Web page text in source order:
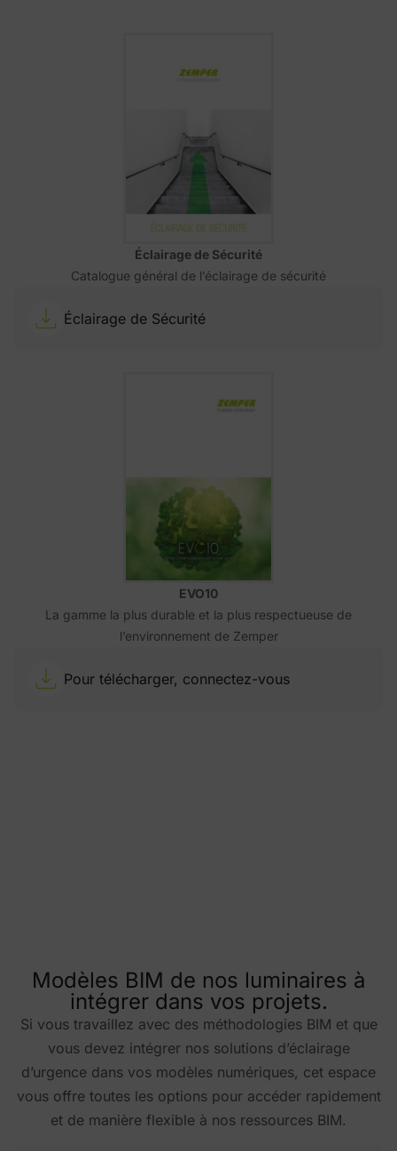
Éclairage de Sécurité
Catalogue général de l’éclairage de sécurité
Éclairage de Sécurité
EVO10
La gamme la plus durable et la plus respectueuse de
l’environnement de Zemper
Pour télécharger, connectez-vous
Modèles BIM de nos luminaires à
intégrer dans vos projets.
Si vous travaillez avec des méthodologies BIM et que
vous devez intégrer nos solutions d’éclairage
d’urgence dans vos modèles numériques, cet espace
vous offre toutes les options pour accéder rapidement
et de manière flexible à nos ressources BIM.